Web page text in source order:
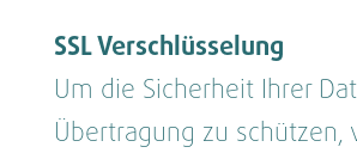
SSL Verschlüsselung
Um die Sicherheit Ihrer
Übertragung zu schützen,